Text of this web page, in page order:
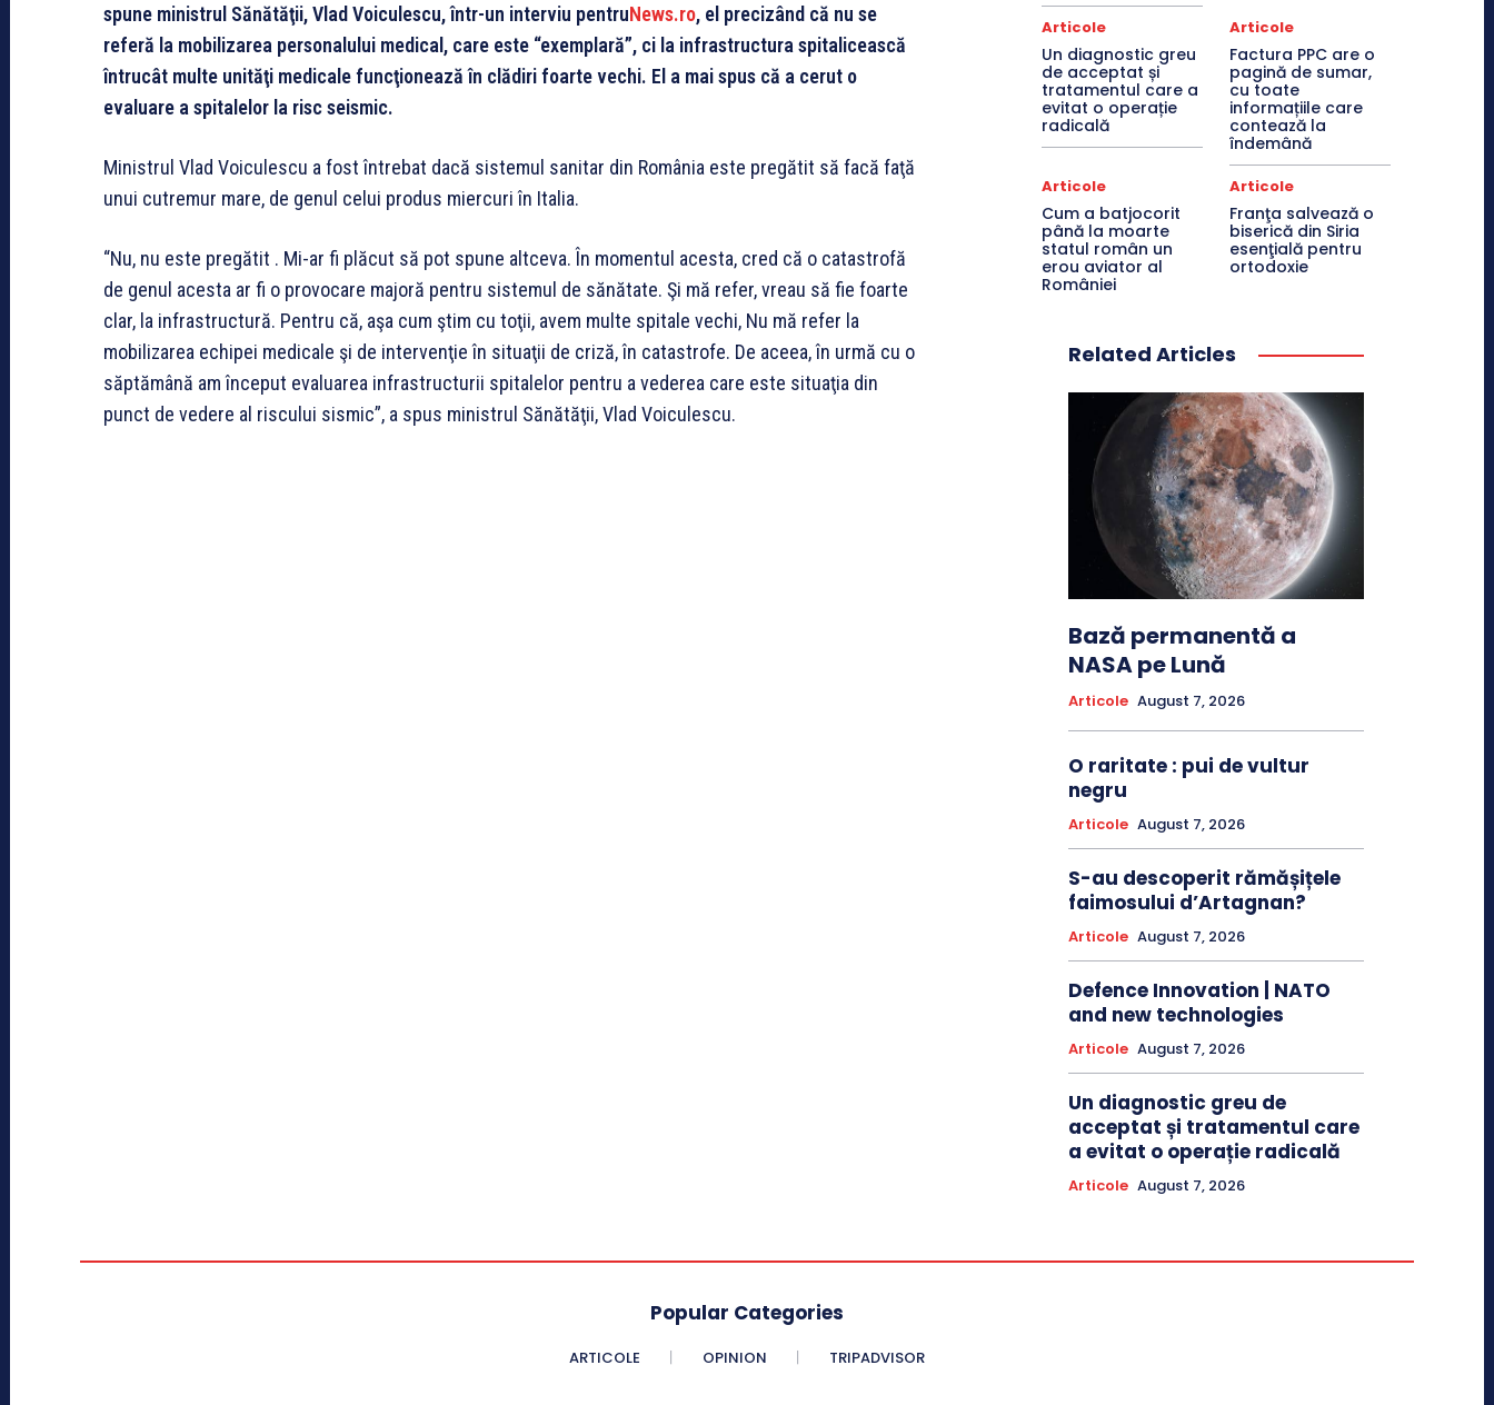
spune ministrul Sănătăţii, Vlad Voiculescu, într-un interviu pentruNews.ro, el precizând că nu se
referă la mobilizarea personalului medical, care este “exemplară”, ci la infrastructura spitalicească
întrucât multe unităţi medicale funcţionează în clădiri foarte vechi. El a mai spus că a cerut o
evaluare a spitalelor la risc seismic.
Ministrul Vlad Voiculescu a fost întrebat dacă sistemul sanitar din România este pregătit să facă faţă
unui cutremur mare, de genul celui produs miercuri în Italia.
“Nu, nu este pregătit . Mi-ar fi plăcut să pot spune altceva. În momentul acesta, cred că o catastrofă
de genul acesta ar fi o provocare majoră pentru sistemul de sănătate. Şi mă refer, vreau să fie foarte
clar, la infrastructură. Pentru că, aşa cum ştim cu toţii, avem multe spitale vechi, Nu mă refer la
mobilizarea echipei medicale şi de intervenţie în situaţii de criză, în catastrofe. De aceea, în urmă cu o
săptămână am început evaluarea infrastructurii spitalelor pentru a vederea care este situaţia din
punct de vedere al riscului sismic”, a spus ministrul Sănătăţii, Vlad Voiculescu.
Articole
Un diagnostic greu
de acceptat și
tratamentul care a
evitat o operație
radicală
Articole
Factura PPC are o
pagină de sumar,
cu toate
informațiile care
contează la
îndemână
Articole
Cum a batjocorit
până la moarte
statul român un
erou aviator al
României
Articole
Franţa salvează o
biserică din Siria
esenţială pentru
ortodoxie
Related Articles
Bază permanentă a
NASA pe Lună
Articole August 7, 2026
O raritate : pui de vultur
negru
Articole August 7, 2026
S-au descoperit rămășițele
faimosului d’Artagnan?
Articole August 7, 2026
Defence Innovation | NATO
and new technologies
Articole August 7, 2026
Un diagnostic greu de
acceptat și tratamentul care
a evitat o operație radicală
Articole August 7, 2026
Popular Categories
ARTICOLE OPINION TRIPADVISOR